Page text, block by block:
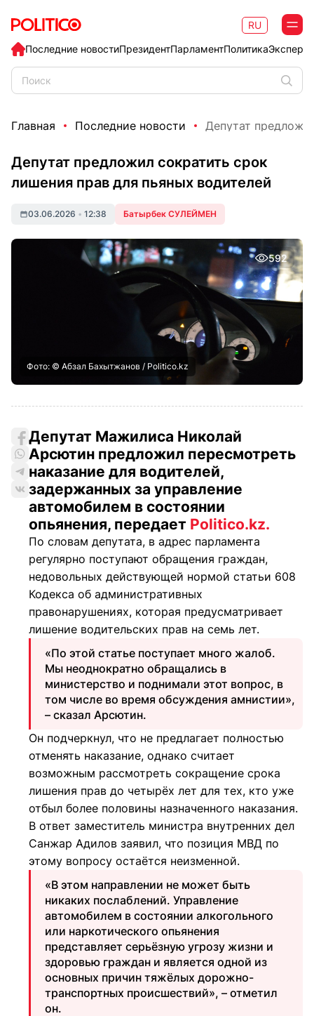
Последние новостиПрезидентПарламентПолитика
RU
Главная Последние новости Депутат
Депутат предложил сократить срок
лишения прав для пьяных водителей
03.06.2026 • 12:38 Батырбек СУЛЕЙМЕН
592
Фото: © Абзал Бахытжанов / Politico.kz
Депутат Мажилиса Николай
Арсютин предложил пересмотреть
наказание для водителей,
задержанных за управление
автомобилем в состоянии
опьянения, передает Politico.kz.
По словам депутата, в адрес парламента
регулярно поступают обращения граждан,
недовольных действующей нормой статьи 608
Кодекса об административных
правонарушениях, которая предусматривает
лишение водительских прав на семь лет.
«По этой статье поступает много жалоб.
Мы неоднократно обращались в
министерство и поднимали этот вопрос, в
том числе во время обсуждения амнистии»,
– сказал Арсютин.
Он подчеркнул, что не предлагает полностью
отменять наказание, однако считает
возможным рассмотреть сокращение срока
лишения прав до четырёх лет для тех, кто уже
отбыл более половины назначенного наказания.
В ответ заместитель министра внутренних дел
Санжар Адилов заявил, что позиция МВД по
этому вопросу остаётся неизменной.
«В этом направлении не может быть
никаких послаблений. Управление
автомобилем в состоянии алкогольного
или наркотического опьянения
представляет серьёзную угрозу жизни и
здоровью граждан и является одной из
основных причин тяжёлых дорожно-
транспортных происшествий», – отметил
он.